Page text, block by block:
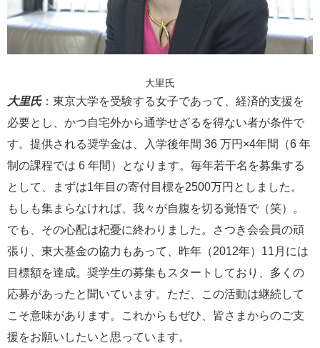
大里氏
大里氏：東京大学を受験する女子であって、経済的支援を
必要とし、かつ自宅外から通学せざるを得ない者が条件で
す。提供される奨学金は、入学後年間 36 万円×4年間（6 年
制の課程では 6 年間）となります。毎年若干名を募集する
として、まずは1年目の寄付目標を2500万円としました。
もしも集まらなければ、我々が自腹を切る覚悟で（笑）。
でも、その心配は杞憂に終わりました。さつき会会員の頑
張り、東大基金の協力もあって、昨年（2012年）11月には
目標額を達成。奨学生の募集もスタートしており、多くの
応募があったと聞いています。ただ、この活動は継続して
こそ意味があります。これからもぜひ、皆さまからのご支
援をお願いしたいと思っています。